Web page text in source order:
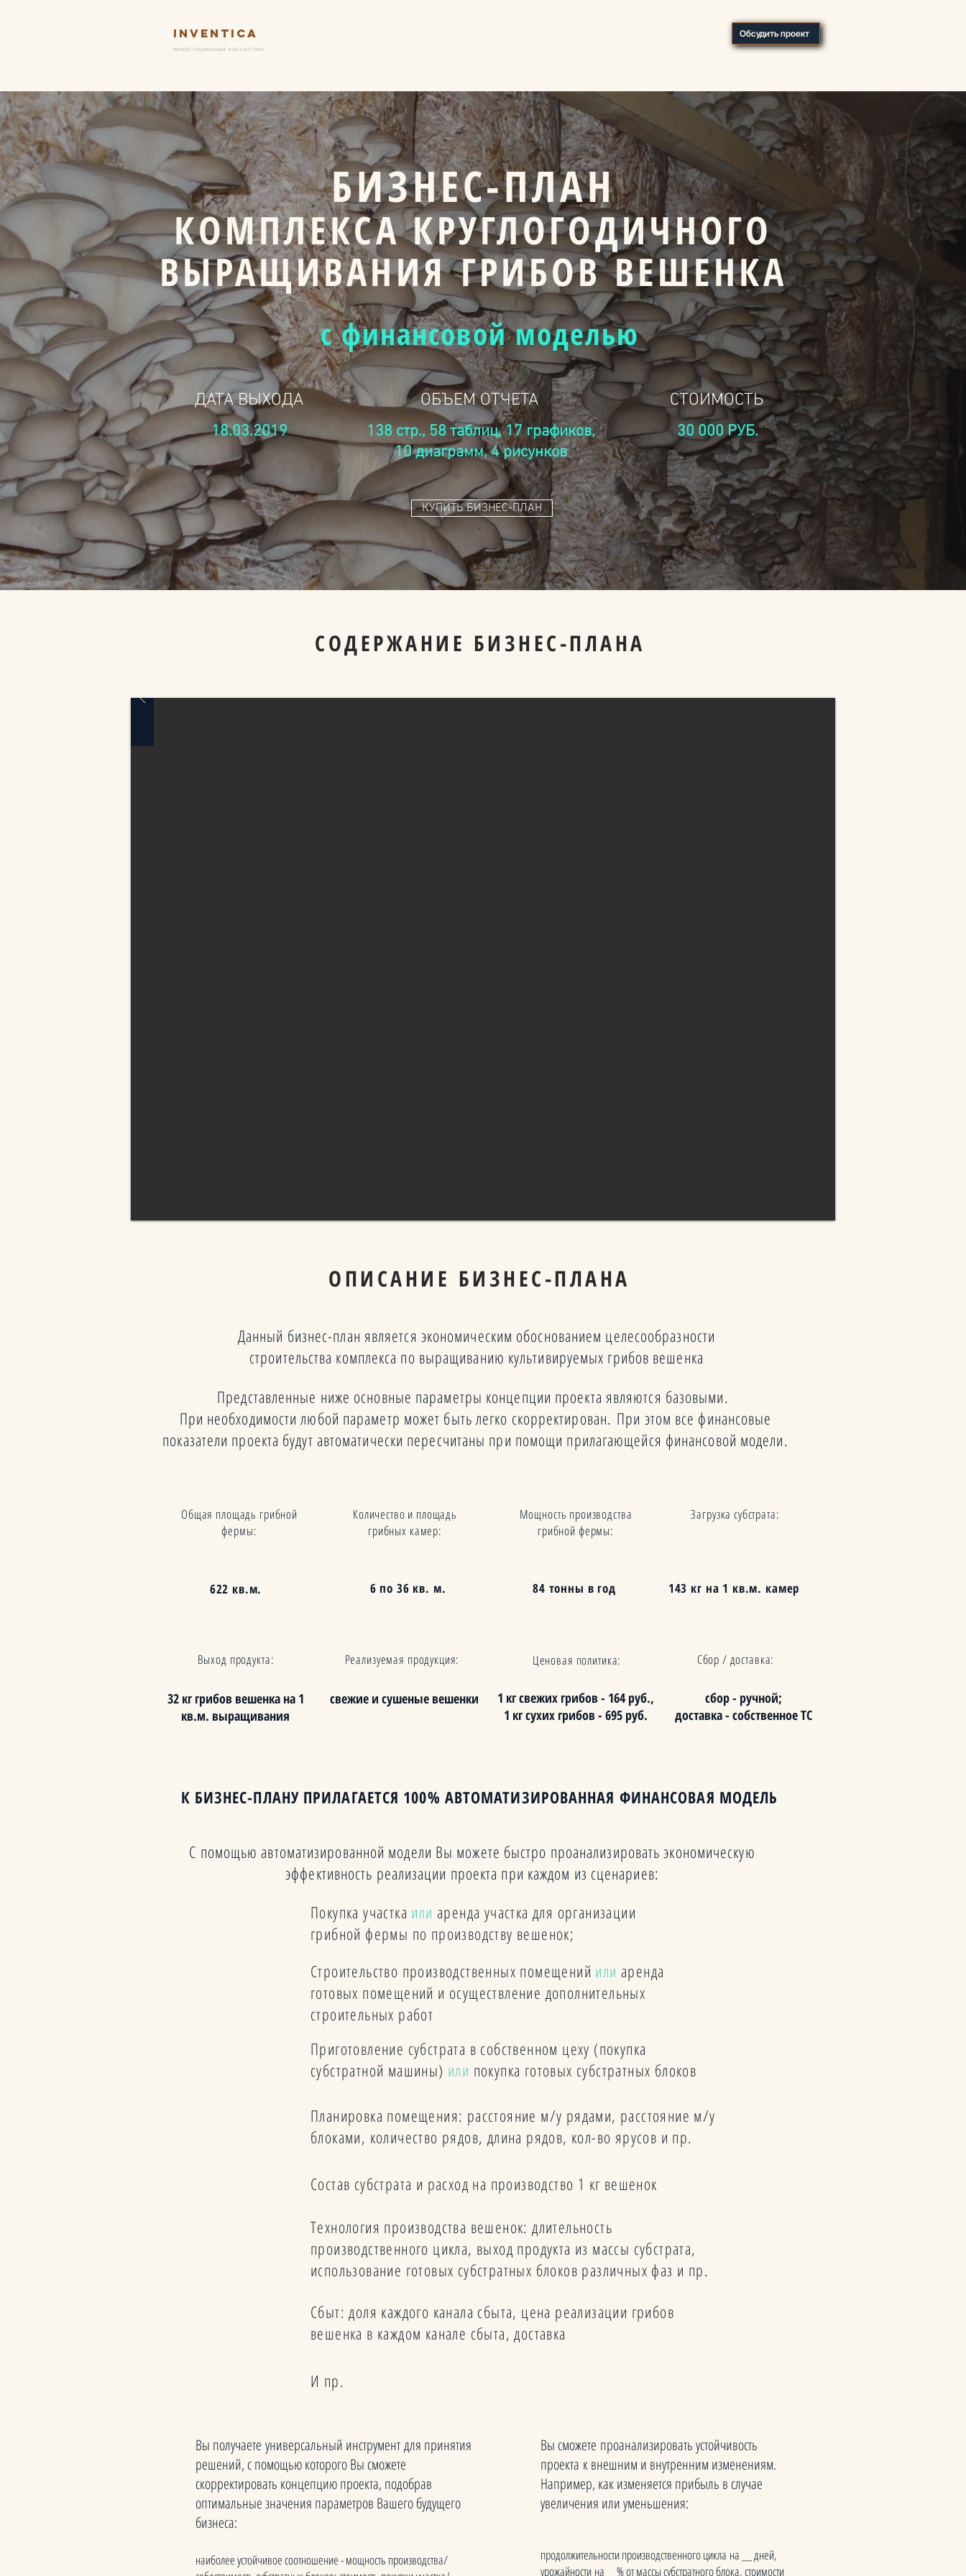
Inventica Обсудить проект
ИНВЕСТИЦИОННЫЙ КОНСАЛТИНГ
БИЗНЕС-ПЛАН
КОМПЛЕКСА КРУГЛОГОДИЧНОГО
ВЫРАЩИВАНИЯ ГРИБОВ ВЕШЕНКА
с финансовой моделью
ДАТА ВЫХОДА
18.03.2019
ОБЪЕМ ОТЧЕТА СТОИМОСТЬ
138 стр., 58 таблиц, 17 графиков,
10 диаграмм, 4 рисунков
30 000 РУБ.
КУПИТЬ БИЗНЕС-ПЛАН
СОДЕРЖАНИЕ БИЗНЕС-ПЛАНА
ОПИСАНИЕ БИЗНЕС-ПЛАНА
Данный бизнес-план является экономическим обоснованием целесообразности
строительства комплекса по выращиванию культивируемых грибов вешенка
Представленные ниже основные параметры концепции проекта являются базовыми.
При необходимости любой параметр может быть легко скорректирован. При этом все финансовые
показатели проекта будут автоматически пересчитаны при помощи прилагающейся финансовой модели.
Общая площадь грибной
фермы:
Количество и площадь
грибных камер:
Мощность производства
грибной фермы:
Загрузка субстрата:
622 кв.м. 6 по 36 кв. м. 143 кг на 1 кв.м. камер
84 тонны в год
Выход продукта:
32 кг грибов вешенка на 1
кв.м. выращивания
Реализуемая продукция: Ценовая политика: Сбор / доставка:
свежие и сушеные вешенки
1 кг свежих грибов - 164 руб.,
1 кг сухих грибов - 695 руб.
сбор - ручной;
доставка - собственное ТС
К БИЗНЕС-ПЛАНУ ПРИЛАГАЕТСЯ 100% АВТОМАТИЗИРОВАННАЯ ФИНАНСОВАЯ МОДЕЛЬ
С помощью автоматизированной модели Вы можете быстро проанализировать экономическую
эффективность реализации проекта при каждом из сценариев:
Покупка участка или аренда участка для организации
грибной фермы по производству вешенок;
Строительство производственных помещений или аренда
готовых помещений и осуществление дополнительных
строительных работ
Приготовление субстрата в собственном цеху (покупка
субстратной машины) или покупка готовых субстратных блоков
Планировка помещения: расстояние м/у рядами, расстояние м/у
блоками, количество рядов, длина рядов, кол-во ярусов и пр.
Состав субстрата и расход на производство 1 кг вешенок
Технология производства вешенок: длительность
производственного цикла, выход продукта из массы субстрата,
использование готовых субстратных блоков различных фаз и пр.
Сбыт: доля каждого канала сбыта, цена реализации грибов
вешенка в каждом канале сбыта, доставка
И пр.
Вы получаете универсальный инструмент для принятия
решений, с помощью которого Вы сможете
скорректировать концепцию проекта, подобрав
оптимальные значения параметров Вашего будущего
бизнеса:
наиболее устойчивое соотношение - мощность производства/
Вы сможете проанализировать устойчивость
проекта к внешним и внутренним изменениям.
Например, как изменяется прибыль в случае
увеличения или уменьшения:
продолжительности производственного цикла на __ дней,
урожайности на __% от массы субстратного блока, стоимости